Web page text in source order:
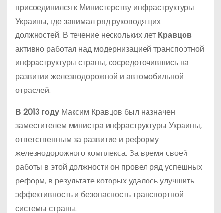
присоединился к Министерству инфраструктуры
Украины, где занимал ряд руководящих
должностей. В течение нескольких лет Кравцов
активно работал над модернизацией транспортной
инфраструктуры страны, сосредоточившись на
развитии железнодорожной и автомобильной
отраслей.
В 2013 году Максим Кравцов был назначен
заместителем министра инфраструктуры Украины,
ответственным за развитие и реформу
железнодорожного комплекса. За время своей
работы в этой должности он провел ряд успешных
реформ, в результате которых удалось улучшить
эффективность и безопасность транспортной
системы страны.